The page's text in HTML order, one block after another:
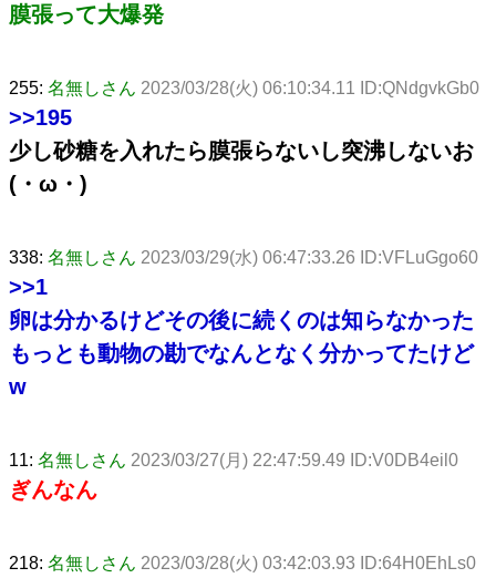
膜張って大爆発
255: 名無しさん 2023/03/28(火) 06:10:34.11 ID:QNdgvkGb0
>>195
少し砂糖を入れたら膜張らないし突沸しないお
(・ω・)
338: 名無しさん 2023/03/29(水) 06:47:33.26 ID:VFLuGgo60
>>1
卵は分かるけどその後に続くのは知らなかった
もっとも動物の勘でなんとなく分かってたけど
w
11: 名無しさん 2023/03/27(月) 22:47:59.49 ID:V0DB4eil0
ぎんなん
218: 名無しさん 2023/03/28(火) 03:42:03.93 ID:64H0EhLs0